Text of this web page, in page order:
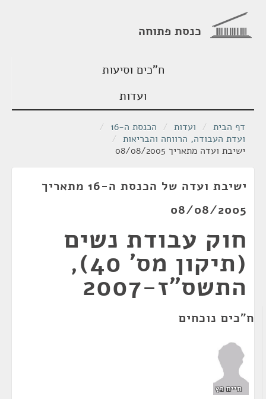
כנסת פתוחה
ח"כים וסיעות
ועדות
דף הבית / ועדות / הכנסת ה-16
/
ועדת העבודה, הרווחה והבריאות /
ישיבת ועדה מתאריך 08/08/2005
ישיבת ועדה של הכנסת ה-16 מתאריך
08/08/2005
חוק עבודת נשים
(תיקון מס' 40),
התשס"ז-2007
ח"כים נוכחים
חיים כץ